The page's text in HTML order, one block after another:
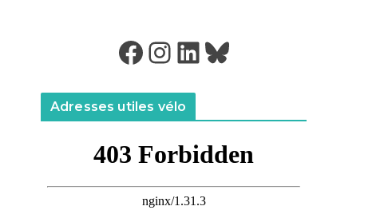
Facebook Instagram LinkedIn Bluesky
Adresses utiles vélo